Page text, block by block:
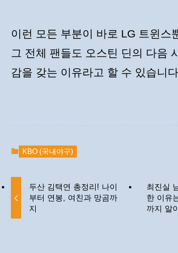
이런 모든 부분이 바로 LG 트윈스
그 전체 팬들도 오스틴 딘의 다음
감을 갖는 이유라고 할 수 있습니
KBO (국내야구)
두산 김택연 총정리! 나이
부터 연봉, 여친과 망곰까
지
최진실
한 이유
까지 알